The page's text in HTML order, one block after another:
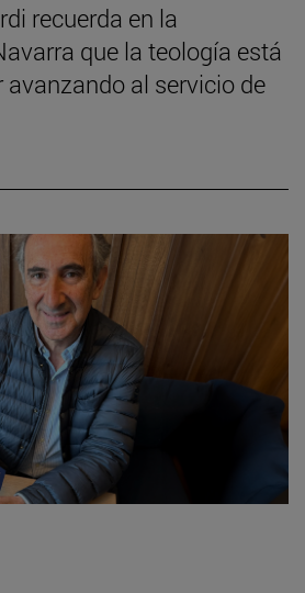
recuerda en la
que la teología está
al servicio de